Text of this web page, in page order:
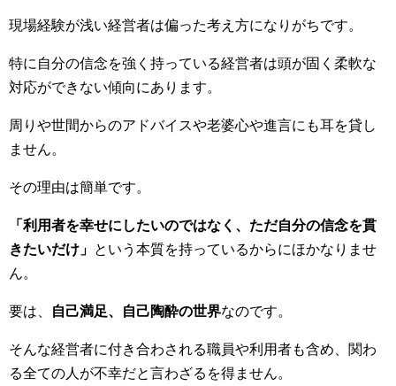
現場経験が浅い経営者は偏った考え方になりがちです。
特に自分の信念を強く持っている経営者は頭が固く柔軟な
対応ができない傾向にあります。
周りや世間からのアドバイスや老婆心や進言にも耳を貸し
ません。
その理由は簡単です。
「利用者を幸せにしたいのではなく、ただ自分の信念を貫
きたいだけ」 という本質を持っているからにほかなりませ
ん。
要は、 自己満足、自己陶酔の世界なのです。
そんな経営者に付き合わされる職員や利用者も含め、関わ
る全ての人が不幸だと言わざるを得ません。